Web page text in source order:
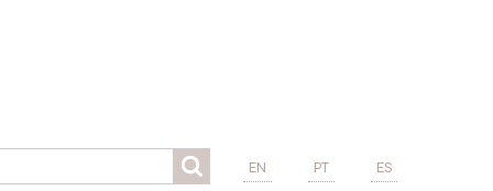
EN PT ES